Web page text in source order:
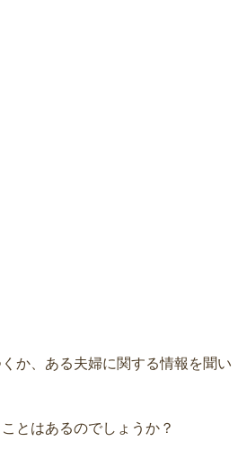
か、ある夫婦に関する情報を聞い
とはあるのでしょうか？